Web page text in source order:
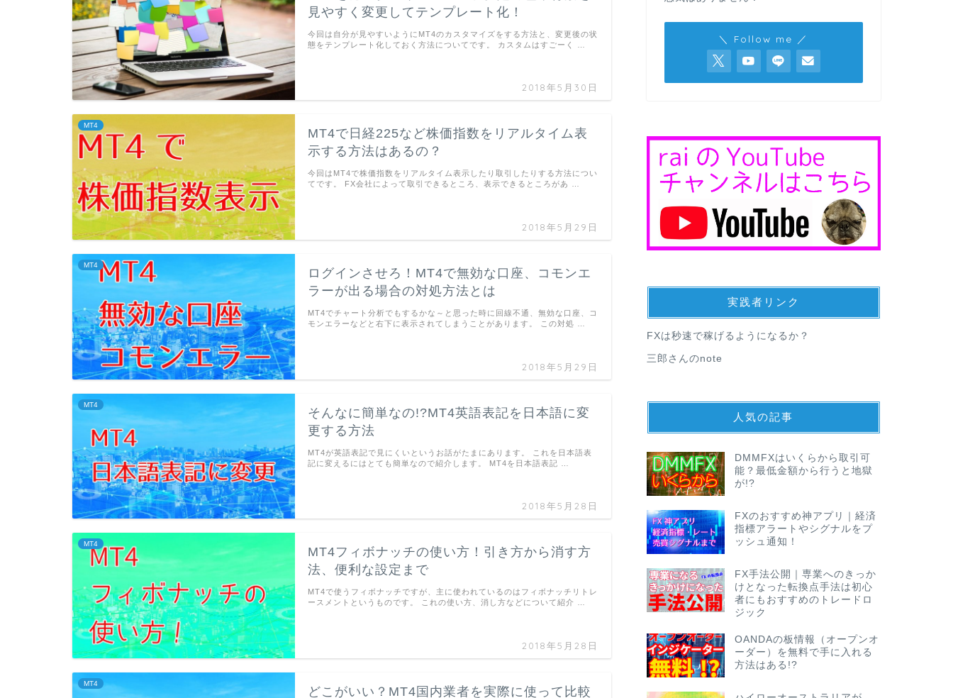
見やすく変更してテンプレート化！
2018年5月30日
今回は自分が見やすいようにMT4のカスタマイズをする方法と、変更後の状
態をテンプレート化しておく方法についてです。 カスタムはすごーく …
MT4
MT4で日経225など株価指数をリアルタイム表
示する方法はあるの？
2018年5月29日
今回はMT4で株価指数をリアルタイム表示したり取引したりする方法につい
てです。 FX会社によって取引できるところ、表示できるところがあ …
MT4
ログインさせろ！MT4で無効な口座、コモンエ
ラーが出る場合の対処方法とは
2018年5月29日
MT4でチャート分析でもするかな～と思った時に回線不通、無効な口座、コ
モンエラーなどと右下に表示されてしまうことがあります。 この対処 …
MT4
そんなに簡単なの!?MT4英語表記を日本語に変
更する方法
2018年5月28日
MT4が英語表記で見にくいというお話がたまにあります。 これを日本語表
記に変えるにはとても簡単なので紹介します。 MT4を日本語表記 …
MT4
MT4フィボナッチの使い方！引き方から消す方
法、便利な設定まで
2018年5月28日
MT4で使うフィボナッチですが、主に使われているのはフィボナッチリトレ
ースメントというものです。 これの使い方、消し方などについて紹介 …
MT4
どこがいい？MT4国内業者を実際に使って比較
＼ Follow me ／
実践者リンク
FXは秒速で稼げるようになるか？
三郎さんのnote
人気の記事
DMMFXはいくらから取引可
能？最低金額から行うと地獄
が!?
FXのおすすめ神アプリ｜経済
指標アラートやシグナルをプ
ッシュ通知！
FX手法公開｜専業へのきっか
けとなった転換点手法は初心
者にもおすすめのトレードロ
ジック
OANDAの板情報（オープンオ
ーダー）を無料で手に入れる
方法はある!?